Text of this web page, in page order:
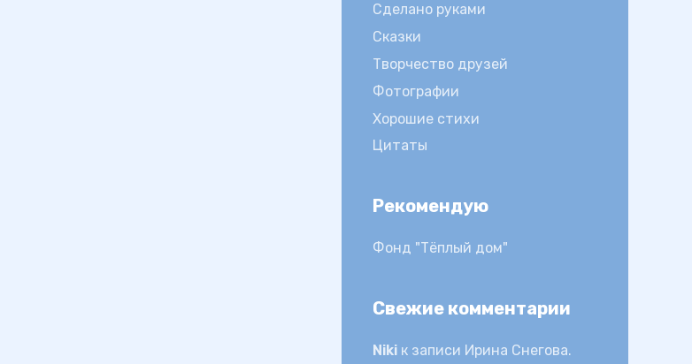
Сделано руками
Сказки
Творчество друзей
Фотографии
Хорошие стихи
Цитаты
Рекомендую
Фонд "Тёплый дом"
Свежие комментарии
Niki к записи Ирина Снегова.